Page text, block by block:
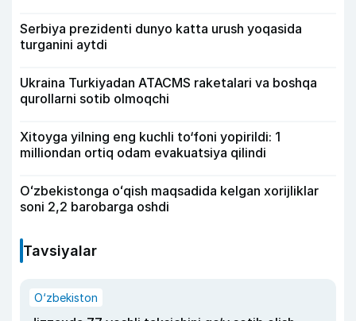
Serbiya prezidenti dunyo katta urush yoqasida
turganini aytdi
Ukraina Turkiyadan ATACMS raketalari va boshqa
qurollarni sotib olmoqchi
Xitoyga yilning eng kuchli to‘foni yopirildi: 1
milliondan ortiq odam evakuatsiya qilindi
Oʻzbekistonga oʻqish maqsadida kelgan xorijliklar
soni 2,2 barobarga oshdi
Tavsiyalar
O‘zbekiston